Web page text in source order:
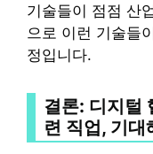
기술들이 점점 산
으로 이런 기술들
정입니다.
결론: 디지털
련 직업, 기